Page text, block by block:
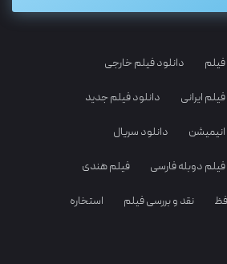
دانلود فیلم خارجی
ایرانی دانلود فیلم جدید
انیمیشن دانلود سریال
فیلم دوبله فارسی فیلم هندی
نقد و بررسی فیلم استخاره